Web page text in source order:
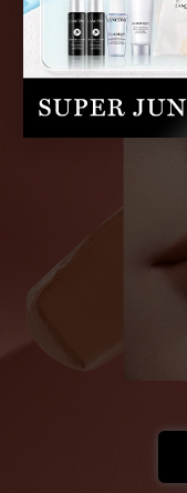
#289